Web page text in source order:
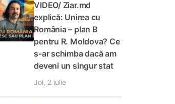
VIDEO/ Ziar.md
explică: Unirea cu
România – plan B
pentru R. Moldova? Ce
s-ar schimba dacă am
deveni un singur stat
Joi, 2 iulie